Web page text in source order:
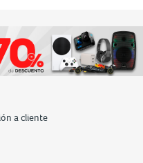
a cliente